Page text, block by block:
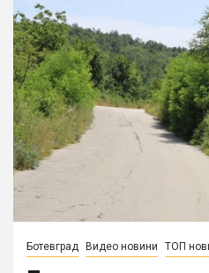
Ботевград Видео новини ТОП